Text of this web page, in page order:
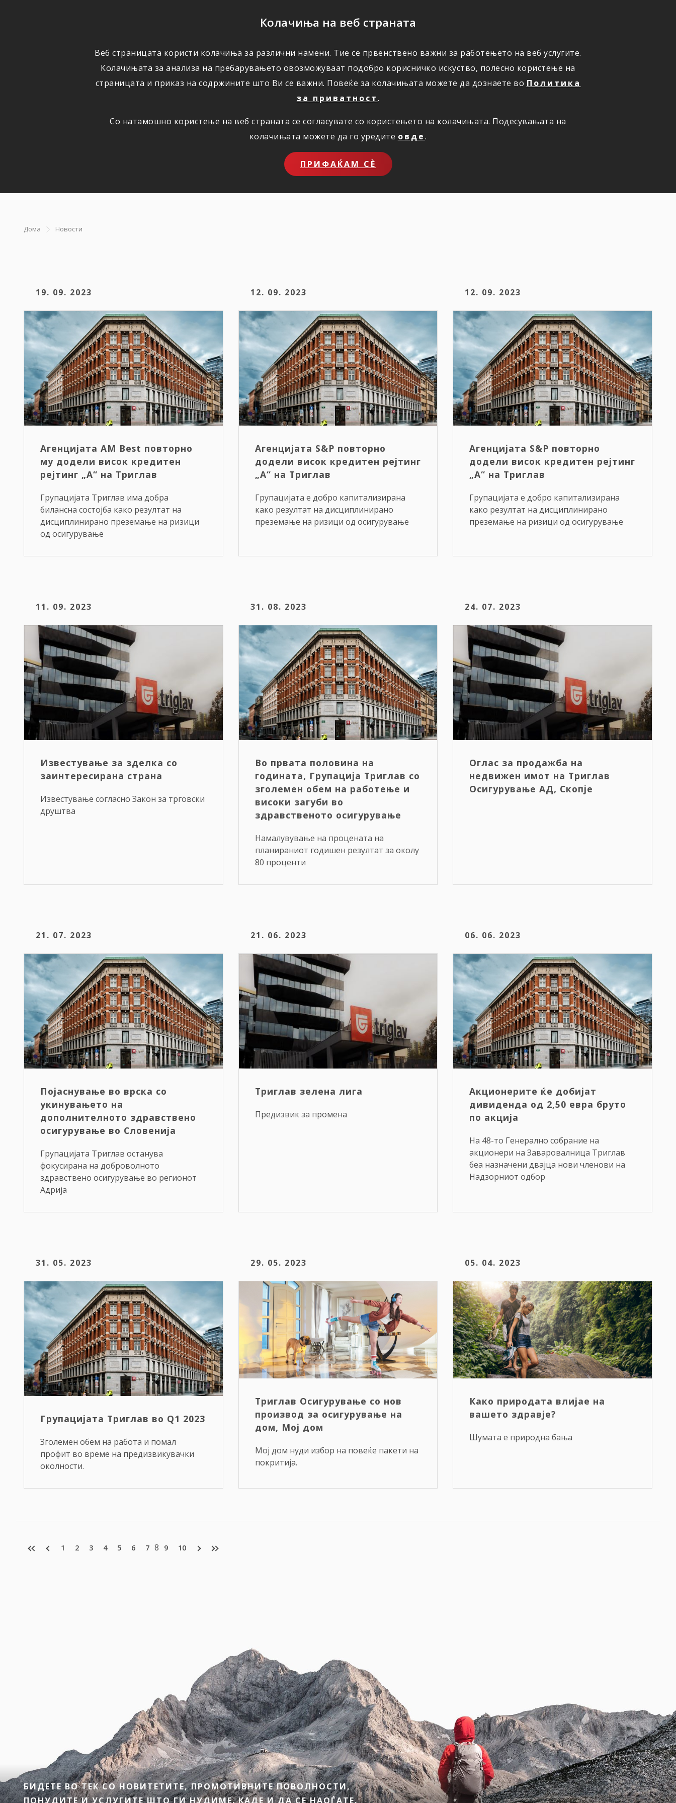
Колачиња на веб страната
Веб страницата користи колачиња за различни намени. Тие се првенствено важни за работењето на веб услугите.
Колачињата за анализа на пребарувањето овозможуваат подобро корисничко искуство, полесно користење на
страницата и приказ на содржините што Ви се важни. Повеќе за колачињата можете да дознаете во Политика
за приватност.
Со натамошно користење на веб страната се согласувате со користењето на колачињата. Подесувањата на
колачињата можете да го уредите овде.
ПРИФАЌАМ СЀ
ОСИГУРУВАЊЕ ШТЕТИ ПОВОЛНОСТИ КОРИСНО ЗА НАС ОНЛАЈН ПРИЈАВИ ШТЕТА
Дома Новости
19. 09. 2023
Агенцијата AM Best повторно
му додели висок кредитен
рејтинг „A“ на Триглав
Групацијата Триглав има добра
билансна состојба како резултат на
дисциплинирано преземање на ризици
од осигурување
12. 09. 2023
Агенцијата S&P повторно
додели висок кредитен рејтинг
„A“ на Триглав
Групацијата е добро капитализирана
како резултат на дисциплинирано
преземање на ризици од осигурување
12. 09. 2023
Агенцијата S&P повторно
додели висок кредитен рејтинг
„A“ на Триглав
Групацијата е добро капитализирана
како резултат на дисциплинирано
преземање на ризици од осигурување
11. 09. 2023
Известување за зделка со
заинтересирана страна
Известување согласно Закон за трговски
друштва
31. 08. 2023
Во првата половина на
годината, Групација Триглав со
зголемен обем на работење и
високи загуби во
здравственото осигурување
Намалувување на процената на
планираниот годишен резултат за околу
80 проценти
24. 07. 2023
Оглас за продажба на
недвижен имот на Триглав
Осигурување АД, Скопје
21. 07. 2023
Појаснување во врска со
укинувањето на
дополнителното здравствено
осигурување во Словенија
Групацијата Триглав останува
фокусирана на доброволното
здравствено осигурување во регионот
Адрија
21. 06. 2023
Триглав зелена лига
Предизвик за промена
06. 06. 2023
Акционерите ќе добијат
дивиденда од 2,50 евра бруто
по акција
На 48-то Генерално собрание на
акционери на Заваровалница Триглав
беа назначени двајца нови членови на
Надзорниот одбор
31. 05. 2023
Групацијата Триглав во Q1 2023
Зголемен обем на работа и помал
профит во време на предизвикувачки
околности.
29. 05. 2023
Триглав Осигурување со нов
производ за осигурување на
дом, Мој дом
Мој дом нуди избор на повеќе пакети на
покритија.
05. 04. 2023
Како природата влијае на
вашето здравје?
Шумата е природна бања
1 2 3 4 5 6 7 8 9 10
БИДЕТЕ ВО ТЕК СО НОВИТЕТИТЕ, ПРОМОТИВНИТЕ ПОВОЛНОСТИ,
ПОНУДИТЕ И УСЛУГИТЕ ШТО ГИ НУДИМЕ. КАДЕ И ДА СЕ НАОЃАТЕ.